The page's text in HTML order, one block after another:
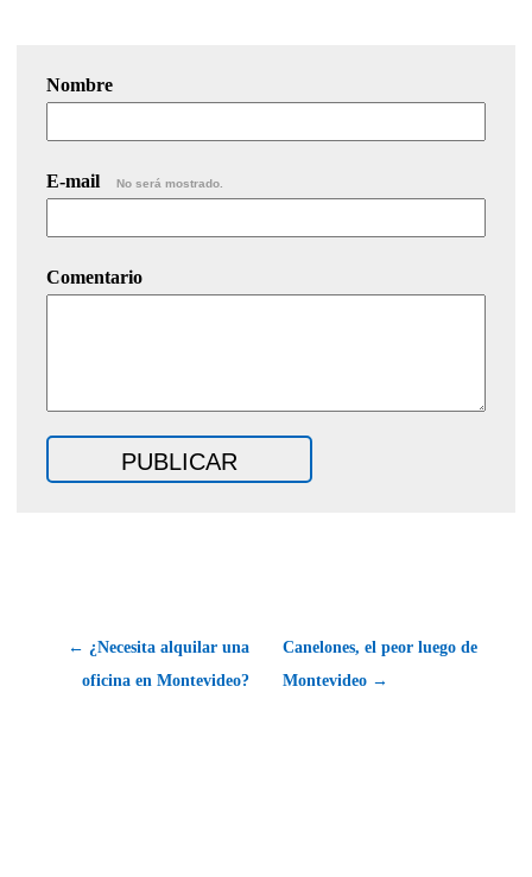
Nombre
E-mail No será mostrado.
Comentario
← ¿Necesita alquilar una
oficina en Montevideo?
Canelones, el peor luego de
Montevideo →